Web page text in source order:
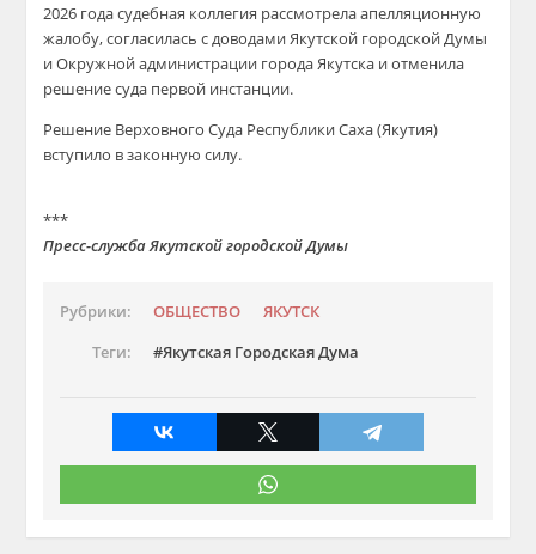
2026 года судебная коллегия рассмотрела апелляционную
жалобу, согласилась с доводами Якутской городской Думы
и Окружной администрации города Якутска и отменила
решение суда первой инстанции.
Решение Верховного Суда Республики Саха (Якутия)
вступило в законную силу.
***
Пресс-служба Якутской городской Думы
Рубрики: ОБЩЕСТВО
ЯКУТСК
Теги:
Якутская Городская Дума